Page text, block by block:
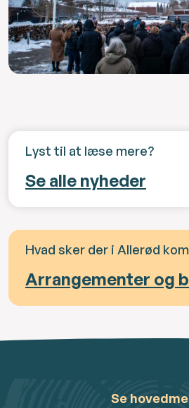
Lyst til at læse mere?
Se alle nyheder
Hvad sker der i Allerød
Arrangementer og
Se